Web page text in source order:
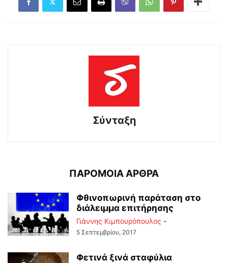
Σύνταξη
ΠΑΡΟΜΟΙΑ ΑΡΘΡΑ
Φθινοπωρινή παράταση στο
διάλειμμα επιτήρησης
Γιάννης Κιμπουρόπουλος -
5 Σεπτεμβρίου, 2017
Φετινά ξινά σταφύλια